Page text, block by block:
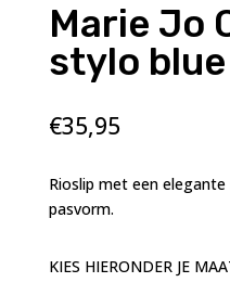
Marie Jo
stylo blue
€35,95
Rioslip met een
pasvorm.
KIES HIERONDER JE